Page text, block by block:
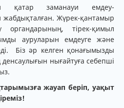
қатар заманауи емдеу-
жабдықталған. Жүрек-қантамыр
органдарының, тірек-қимыл
ауруларын емдеуге және
Біз әр келген қонағымызды
нығайтуға себепші
жауап беріп, уақыт